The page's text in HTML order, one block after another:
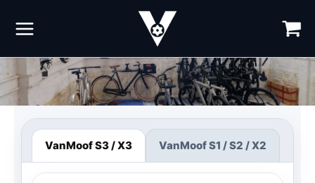
Codes d’erreur VanMoof
VanMoof S3 / X3 VanMoof S1 / S2 / X2